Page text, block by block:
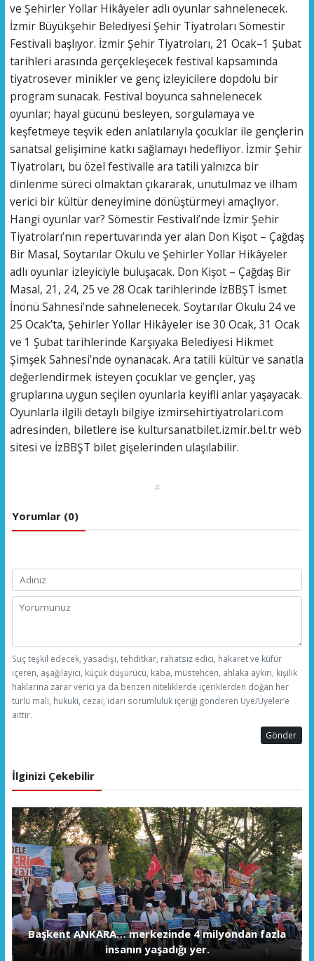
ve Şehirler Yollar Hikâyeler adlı oyunlar sahnelenecek.
İzmir Büyükşehir Belediyesi Şehir Tiyatroları Sömestir
Festivali başlıyor. İzmir Şehir Tiyatroları, 21 Ocak–1 Şubat
tarihleri arasında gerçekleşecek festival kapsamında
tiyatrosever minikler ve genç izleyicilere dopdolu bir
program sunacak. Festival boyunca sahnelenecek
oyunlar; hayal gücünü besleyen, sorgulamaya ve
keşfetmeye teşvik eden anlatılarıyla çocuklar ile gençlerin
sanatsal gelişimine katkı sağlamayı hedefliyor. İzmir Şehir
Tiyatroları, bu özel festivalle ara tatili yalnızca bir
dinlenme süreci olmaktan çıkararak, unutulmaz ve ilham
verici bir kültür deneyimine dönüştürmeyi amaçlıyor.
Hangi oyunlar var? Sömestir Festivali’nde İzmir Şehir
Tiyatroları’nın repertuvarında yer alan Don Kişot – Çağdaş
Bir Masal, Soytarılar Okulu ve Şehirler Yollar Hikâyeler
adlı oyunlar izleyiciyle buluşacak. Don Kişot – Çağdaş Bir
Masal, 21, 24, 25 ve 28 Ocak tarihlerinde İzBBŞT İsmet
İnönü Sahnesi’nde sahnelenecek. Soytarılar Okulu 24 ve
25 Ocak’ta, Şehirler Yollar Hikâyeler ise 30 Ocak, 31 Ocak
ve 1 Şubat tarihlerinde Karşıyaka Belediyesi Hikmet
Şimşek Sahnesi’nde oynanacak. Ara tatili kültür ve sanatla
değerlendirmek isteyen çocuklar ve gençler, yaş
gruplarına uygun seçilen oyunlarla keyifli anlar yaşayacak.
Oyunlarla ilgili detaylı bilgiye izmirsehirtiyatrolari.com
adresinden, biletlere ise kultursanatbilet.izmir.bel.tr web
sitesi ve İzBBŞT bilet gişelerinden ulaşılabilir.
#
Yorumlar (0)
Suç teşkil edecek, yasadışı, tehditkar, rahatsız edici, hakaret ve küfür
içeren, aşağılayıcı, küçük düşürücü, kaba, müstehcen, ahlaka aykırı, kişilik
haklarına zarar verici ya da benzeri niteliklerde içeriklerden doğan her
türlü mali, hukuki, cezai, idari sorumluluk içeriği gönderen Üye/Üyeler’e
aittir.
Gönder
İlginizi Çekebilir
Başkent ANKARA… merkezinde 4 milyondan fazla
insanın yaşadığı yer.